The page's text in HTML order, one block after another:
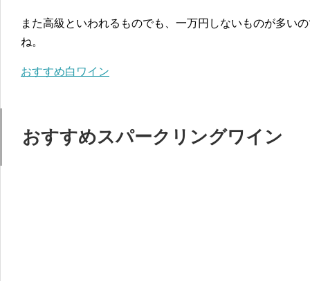
また高級といわれるものでも、一万円しないものが多い
ね。
おすすめ白ワイン
おすすめスパークリングワイン